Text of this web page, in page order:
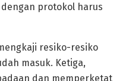
protokol harus
resiko-resiko
masuk. Ketiga,
dan memperketat